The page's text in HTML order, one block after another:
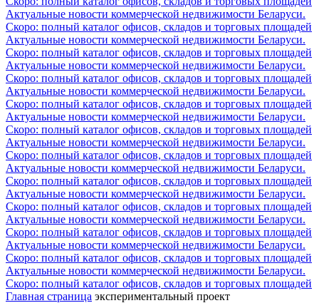
Актуальные новости коммерческой недвижимости Беларуси.
Скоро: полный каталог офисов, складов и торговых площадей
Актуальные новости коммерческой недвижимости Беларуси.
Скоро: полный каталог офисов, складов и торговых площадей
Актуальные новости коммерческой недвижимости Беларуси.
Скоро: полный каталог офисов, складов и торговых площадей
Актуальные новости коммерческой недвижимости Беларуси.
Скоро: полный каталог офисов, складов и торговых площадей
Актуальные новости коммерческой недвижимости Беларуси.
Скоро: полный каталог офисов, складов и торговых площадей
Актуальные новости коммерческой недвижимости Беларуси.
Скоро: полный каталог офисов, складов и торговых площадей
Актуальные новости коммерческой недвижимости Беларуси.
Скоро: полный каталог офисов, складов и торговых площадей
Актуальные новости коммерческой недвижимости Беларуси.
Скоро: полный каталог офисов, складов и торговых площадей
Актуальные новости коммерческой недвижимости Беларуси.
Скоро: полный каталог офисов, складов и торговых площадей
Актуальные новости коммерческой недвижимости Беларуси.
Скоро: полный каталог офисов, складов и торговых площадей
Актуальные новости коммерческой недвижимости Беларуси.
Скоро: полный каталог офисов, складов и торговых площадей
Главная страница экспериментальный проект